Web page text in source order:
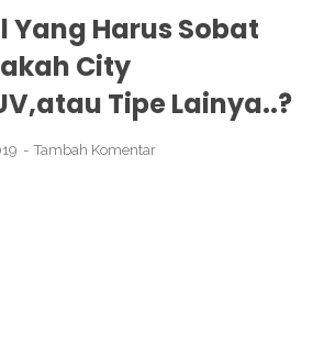
Yang Harus Sobat
City
Tipe Lainya..?
Tambah Komentar